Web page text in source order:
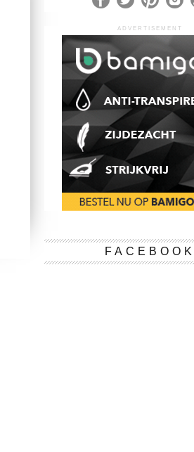
ADVERTISEMENT
FACEBOOK